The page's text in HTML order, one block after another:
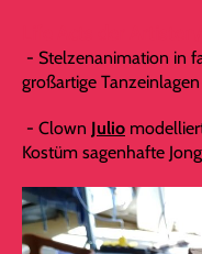
WS 08: K-Pop
WS 09: Zirkus
Jahresempfang 2024
Kinderzirkusshow
Kollektiv Kinem
- Stelzenanimation in
großartige
- Clown Julio
Kostüm sagenhafte